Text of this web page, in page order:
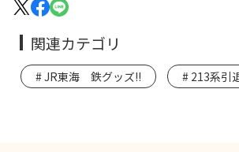
関連カテゴリ
JR東海 鉄グッズ!! 213系引